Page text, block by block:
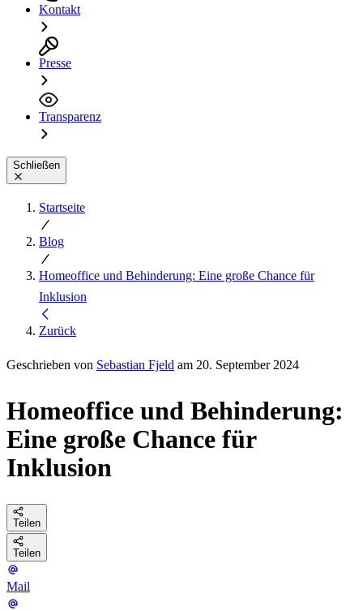
Kontakt
Presse
Transparenz
Schließen
Startseite
Blog
Homeoffice und Behinderung: Eine große Chance für
Inklusion
Zurück
Geschrieben von Sebastian Fjeld am 20. September 2024
Homeoffice und Behinderung:
Eine große Chance für
Inklusion
Teilen
Teilen
Mail